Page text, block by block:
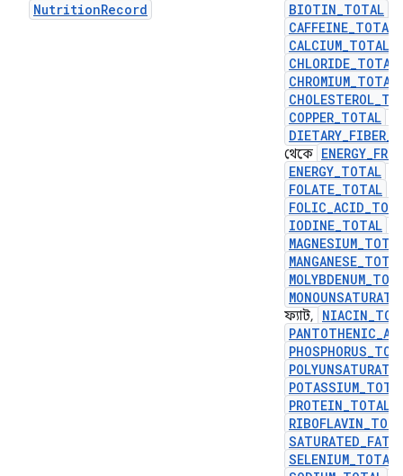
NutritionRecord BIOTIN_TOTAL
CAFFEINE_TOTAL
CALCIUM_TOTAL
CHLORIDE_TOTAL
CHROMIUM_TOTAL
COPPER_TOTAL
থেকে
ENERGY_TOTAL
FOLATE_TOTAL
IODINE_TOTAL
ফ্যাট,
PROTEIN_TOTAL
SELENIUM_TOTAL